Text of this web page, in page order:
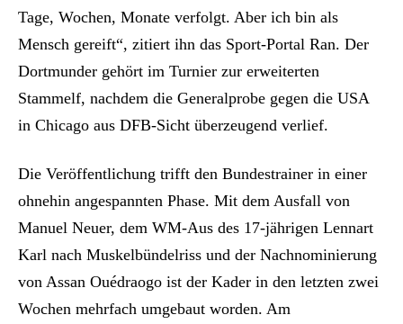
Tage, Wochen, Monate verfolgt. Aber ich bin als
Mensch gereift“, zitiert ihn das Sport-Portal Ran. Der
Dortmunder gehört im Turnier zur erweiterten
Stammelf, nachdem die Generalprobe gegen die USA
in Chicago aus DFB-Sicht überzeugend verlief.
Die Veröffentlichung trifft den Bundestrainer in einer
ohnehin angespannten Phase. Mit dem Ausfall von
Manuel Neuer, dem WM-Aus des 17-jährigen Lennart
Karl nach Muskelbündelriss und der Nachnominierung
von Assan Ouédraogo ist der Kader in den letzten zwei
Wochen mehrfach umgebaut worden. Am